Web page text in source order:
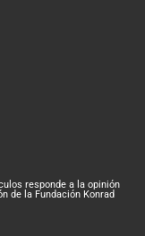
responde a la opinión
de la Fundación Konrad